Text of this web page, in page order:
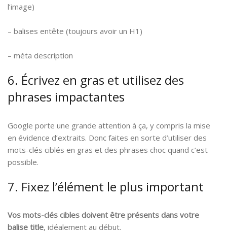
l’image)
– balises entête (toujours avoir un H1)
– méta description
6. Écrivez en gras et utilisez des
phrases impactantes
Google porte une grande attention à ça, y compris la mise
en évidence d’extraits. Donc faites en sorte d’utiliser des
mots-clés ciblés en gras et des phrases choc quand c’est
possible.
7. Fixez l’élément le plus important
Vos mots-clés cibles doivent être présents dans votre
balise title, idéalement au début.